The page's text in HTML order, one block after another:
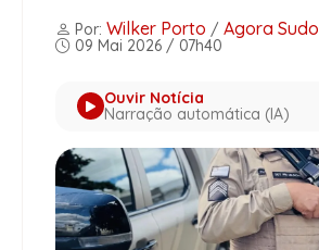
Por: Wilker Porto / Agora
09 Mai 2026 / 07h40
Ouvir Notícia
Narração automática (IA)